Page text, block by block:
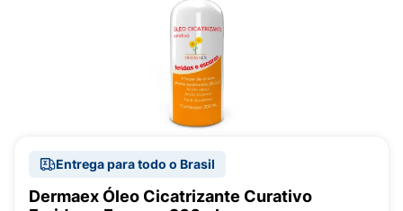
Entrega para todo o Brasil
Dermaex Óleo Cicatrizante Curativo